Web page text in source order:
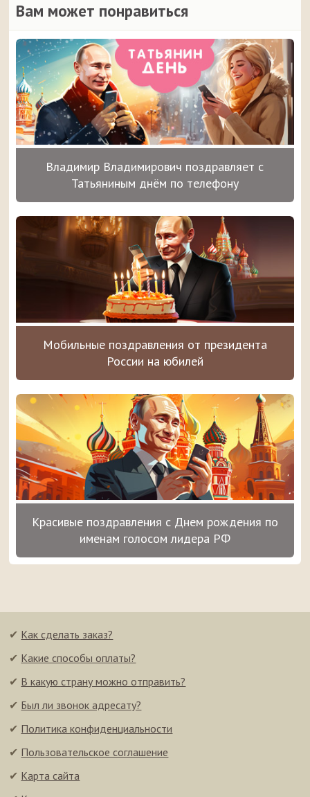
Вам может понравиться
Владимир Владимирович поздравляет с
Татьяниным днём по телефону
Мобильные поздравления от президента
России на юбилей
Красивые поздравления с Днем рождения по
именам голосом лидера РФ
✔ Как сделать заказ?
✔ Какие способы оплаты?
✔ В какую страну можно отправить?
✔ Был ли звонок адресату?
✔ Политика конфиденциальности
✔ Пользовательское соглашение
✔ Карта сайта